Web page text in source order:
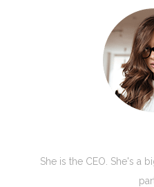
She is the CEO. She's a